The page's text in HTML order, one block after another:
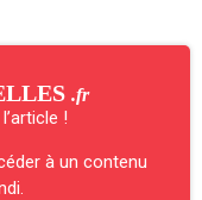
.fr
!
à un contenu